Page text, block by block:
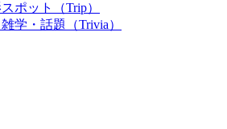
ポット（Trip）
学・話題（Trivia）